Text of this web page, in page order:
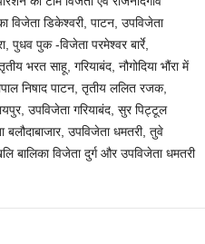
विजेता डिकेश्वरी, पाटन, उपविजेता
पुधव पुक -विजेता परमेश्वर बार्रे,
भरत साहू, गरियाबंद, नौगोदिया भौंरा में
निषाद पाटन, तृतीय ललित रजक,
उपविजेता गरियाबंद, सुर पिट्टूल
बलौदाबाजार, उपविजेता धमतरी, तुवे
बालिका विजेता दुर्ग और उपविजेता धमतरी